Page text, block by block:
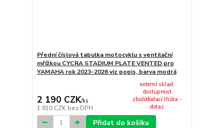
Přední číslová tabulka motocyklu s ventilační
mřížkou CYCRA STADIUM PLATE VENTED pro
YAMAHA rok 2023-2026 viz popis, barva modrá
2 190 CZK/ks
1 810 CZK bez DPH
externí sklad,
dostupnost
zboží/dodací lhůta -
dotaz
Přidat do košíku